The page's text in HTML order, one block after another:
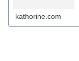
kathorine.com